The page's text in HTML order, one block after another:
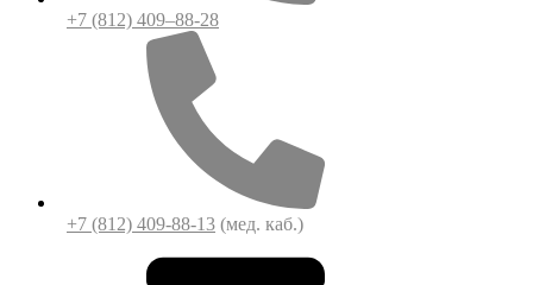
+7 (812) 409–88-28
+7 (812) 409-88-13 (мед. каб.)